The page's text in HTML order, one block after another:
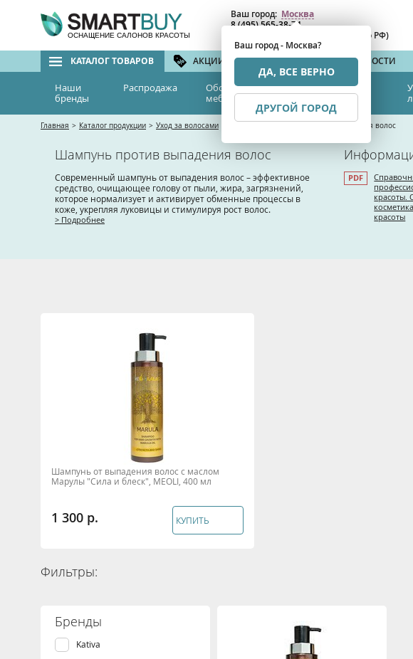
ОСНАЩЕНИЕ САЛОНОВ КРАСОТЫ
Ваш город: Москва
Ваш город - Москва?
ДА, ВСЕ ВЕРНО
ДРУГОЙ ГОРОД
8 (495) 565-38-74
(бесплатный по РФ)
КАТАЛОГ ТОВАРОВ АКЦИИ И СКИДКИ БРЕНДЫ НОВОСТИ
Наши
бренды
Распродажа
Оборудование и
мебель
Эстетическая
медицина
Главная > Каталог продукции > Уход за волосами Шампунь против выпадения волос
Шампунь против выпадения волос
Современный шампунь от выпадения волос – эффективное
средство, очищающее голову от пыли, жира, загрязнений,
которое нормализует и активирует обменные процессы в
коже, укрепляя луковицы и стимулируя рост волос.
> Подробнее
красоты.
красоты
Шампунь от выпадения волос с маслом
Марулы "Сила и блеск", MEOLI, 400 мл
1 300 КУПИТЬ
Фильтры:
Бренды
Kativa